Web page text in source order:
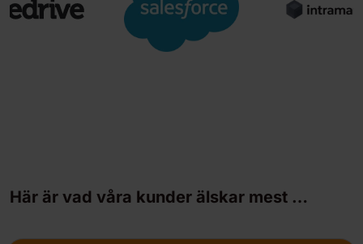
Här är vad våra kunder älskar mest …